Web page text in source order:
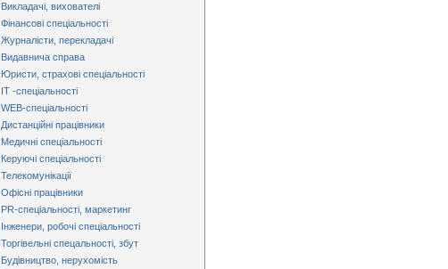
Викладачі, вихователі
Фінансові спеціальності
Журналісти, перекладачі
Видавнича справа
Юристи, страхові спеціальності
IT -спеціальності
WEB-спеціальності
Дистанційні працівники
Медичні спеціальності
Керуючі спеціальності
Телекомунікації
Офісні працівники
PR-спеціальності, маркетинг
Інженери, робочі спеціальності
Торгівельні спецальності, збут
Будівництво, нерухомість